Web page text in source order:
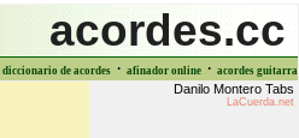
acordes.cc
diccionario de acordes · afinador online · acordes guitarra
Danilo Montero Tabs
LaCuerda.net